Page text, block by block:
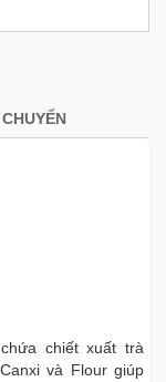
chiết xuất trà
và Flour giúp